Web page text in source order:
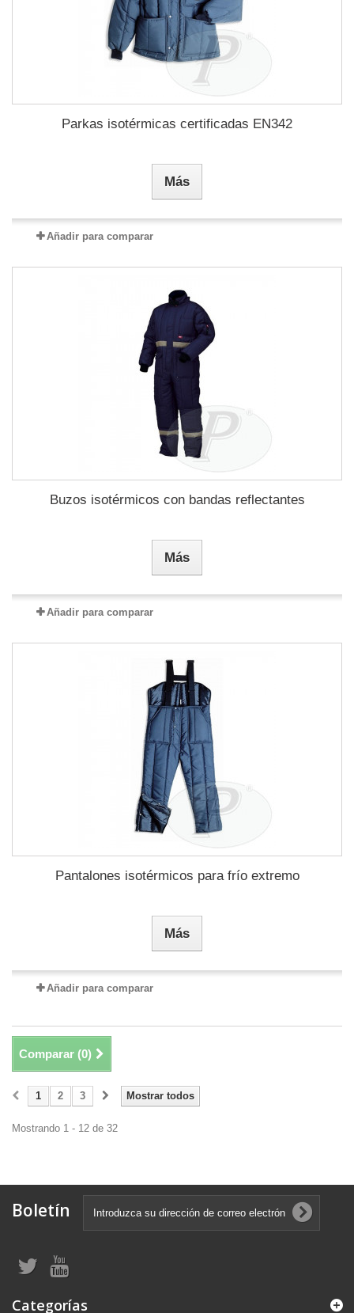
Parkas isotérmicas certificadas EN342
Más
Añadir para comparar
Buzos isotérmicos con bandas reflectantes
Más
Añadir para comparar
Pantalones isotérmicos para frío extremo
Más
Añadir para comparar
Comparar (0)
Mostrar todos
1 2 3
Mostrando 1 - 12 de 32
Boletín
Categorías